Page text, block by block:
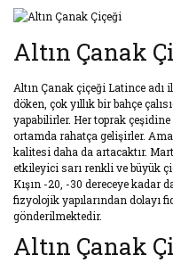
Altın Çanak
Altın Çanak çiçeği Latince
döken, çok yıllık bir bahçe
yapabilirler. Her toprak
ortamda rahatça gelişirler.
kalitesi daha da artacaktır.
etkileyici sarı renkli ve büyük
Kışın -20, -30 dereceye kadar
fizyolojik yapılarından dolayı
gönderilmektedir.
Altın Çanak